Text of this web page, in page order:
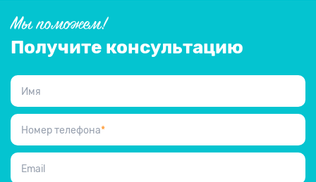
Мы поможем!
Получите консультацию
Имя
Номер телефона*
Email